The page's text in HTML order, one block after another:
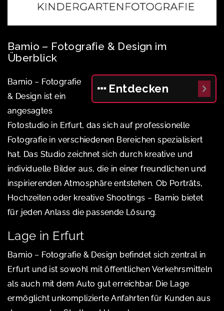
Bamio – Fotografie & Design im
Überblick
Entdecken
Bamio – Fotografie
& Design ist ein
angesagtes
Fotostudio in Erfurt, das sich auf professionelle
Fotografie in verschiedenen Bereichen spezialisiert
hat. Das Studio zeichnet sich durch kreative und
individuelle Bilder aus, die in einer freundlichen und
inspirierenden Atmosphäre entstehen. Ob Porträts,
Hochzeiten oder kreative Shootings – Bamio bietet
für jeden Anlass die passende Lösung.
Lage in Erfurt
Bamio – Fotografie & Design befindet sich zentral in
Erfurt und ist sowohl mit öffentlichen Verkehrsmitteln
als auch mit dem Auto gut erreichbar. Die Lage
ermöglicht unkomplizierte Anfahrten für Kunden aus